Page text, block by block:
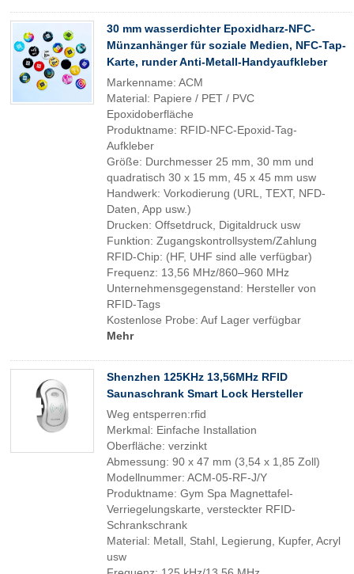
30 mm wasserdichter Epoxidharz-NFC-
Münzanhänger für soziale Medien, NFC-Tap-
Karte, runder Anti-Metall-Handyaufkleber
Markenname: ACM
Material: Papiere / PET / PVC
Epoxidoberfläche
Produktname: RFID-NFC-Epoxid-Tag-
Aufkleber
Größe: Durchmesser 25 mm, 30 mm und
quadratisch 30 x 15 mm, 45 x 45 mm usw
Handwerk: Vorkodierung (URL, TEXT, NFD-
Daten, App usw.)
Drucken: Offsetdruck, Digitaldruck usw
Funktion: Zugangskontrollsystem/Zahlung
RFID-Chip: (HF, UHF sind alle verfügbar)
Frequenz: 13,56 MHz/860–960 MHz
Unternehmensgegenstand: Hersteller von
RFID-Tags
Kostenlose Probe: Auf Lager verfügbar
Mehr
Shenzhen 125KHz 13,56MHz RFID
Saunaschrank Smart Lock Hersteller
Weg entsperren:rfid
Merkmal: Einfache Installation
Oberfläche: verzinkt
Abmessung: 90 x 47 mm (3,54 x 1,85 Zoll)
Modellnummer: ACM-05-RF-J/Y
Produktname: Gym Spa Magnettafel-
Verriegelungskarte, versteckter RFID-
Schrankschrank
Material: Metall, Stahl, Legierung, Kupfer, Acryl
usw